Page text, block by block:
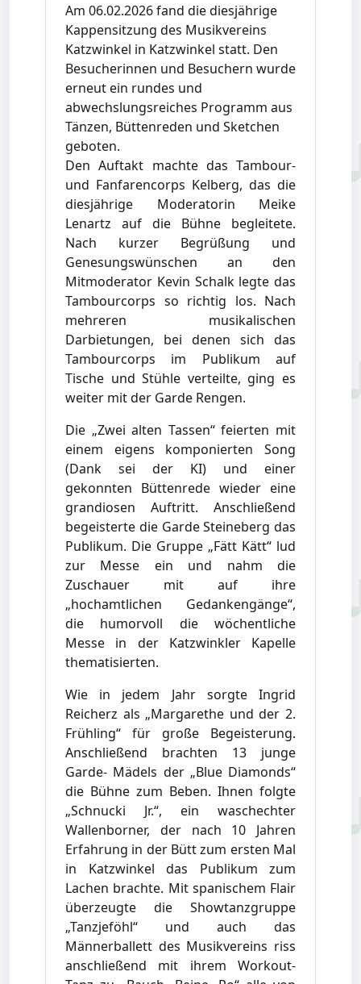
Am 06.02.2026 fand die diesjährige
Kappensitzung des Musikvereins
Katzwinkel in Katzwinkel statt. Den
Besucherinnen und Besuchern wurde
erneut ein rundes und
abwechslungsreiches Programm aus
Tänzen, Büttenreden und Sketchen
geboten.
Den Auftakt machte das Tambour-
und Fanfarencorps Kelberg, das die
diesjährige Moderatorin Meike
Lenartz auf die Bühne begleitete.
Nach kurzer Begrüßung und
Genesungswünschen an den
Mitmoderator Kevin Schalk legte das
Tambourcorps so richtig los. Nach
mehreren musikalischen
Darbietungen, bei denen sich das
Tambourcorps im Publikum auf
Tische und Stühle verteilte, ging es
weiter mit der Garde Rengen.
Die „Zwei alten Tassen“ feierten mit
einem eigens komponierten Song
(Dank sei der KI) und einer
gekonnten Büttenrede wieder eine
grandiosen Auftritt. Anschließend
begeisterte die Garde Steineberg das
Publikum. Die Gruppe „Fätt Kätt“ lud
zur Messe ein und nahm die
Zuschauer mit auf ihre
„hochamtlichen Gedankengänge“,
die humorvoll die wöchentliche
Messe in der Katzwinkler Kapelle
thematisierten.
Wie in jedem Jahr sorgte Ingrid
Reicherz als „Margarethe und der 2.
Frühling“ für große Begeisterung.
Anschließend brachten 13 junge
Garde- Mädels der „Blue Diamonds“
die Bühne zum Beben. Ihnen folgte
„Schnucki Jr.“, ein waschechter
Wallenborner, der nach 10 Jahren
Erfahrung in der Bütt zum ersten Mal
in Katzwinkel das Publikum zum
Lachen brachte. Mit spanischem Flair
überzeugte die Showtanzgruppe
„Tanzjeföhl“ und auch das
Männerballett des Musikvereins riss
anschließend mit ihrem Workout-